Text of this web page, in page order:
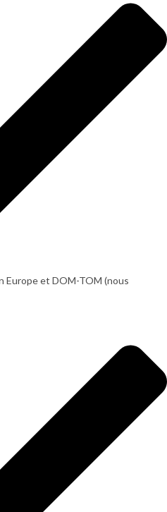
Europe et DOM-TOM (nous